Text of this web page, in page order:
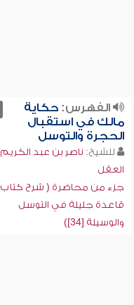
الفهرس:حكاية
مالك في استقبال
الحجرة والتوسل
للشيخ: ناصر بن عبد الكريم
العقل
جزء من محاضرة ( شرح كتاب
قاعدة جليلة في التوسل
والوسيلة [34])